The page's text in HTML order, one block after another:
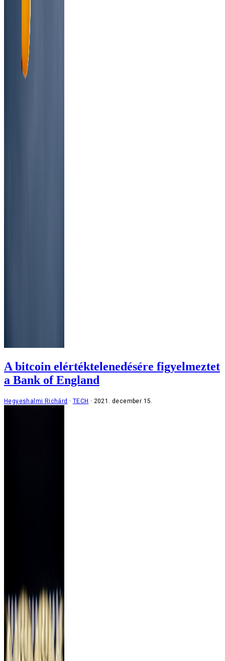
A bitcoin elértéktelenedésére figyelmeztet
a Bank of England
Hegyeshalmi Richárd TECH 2021. december 15.